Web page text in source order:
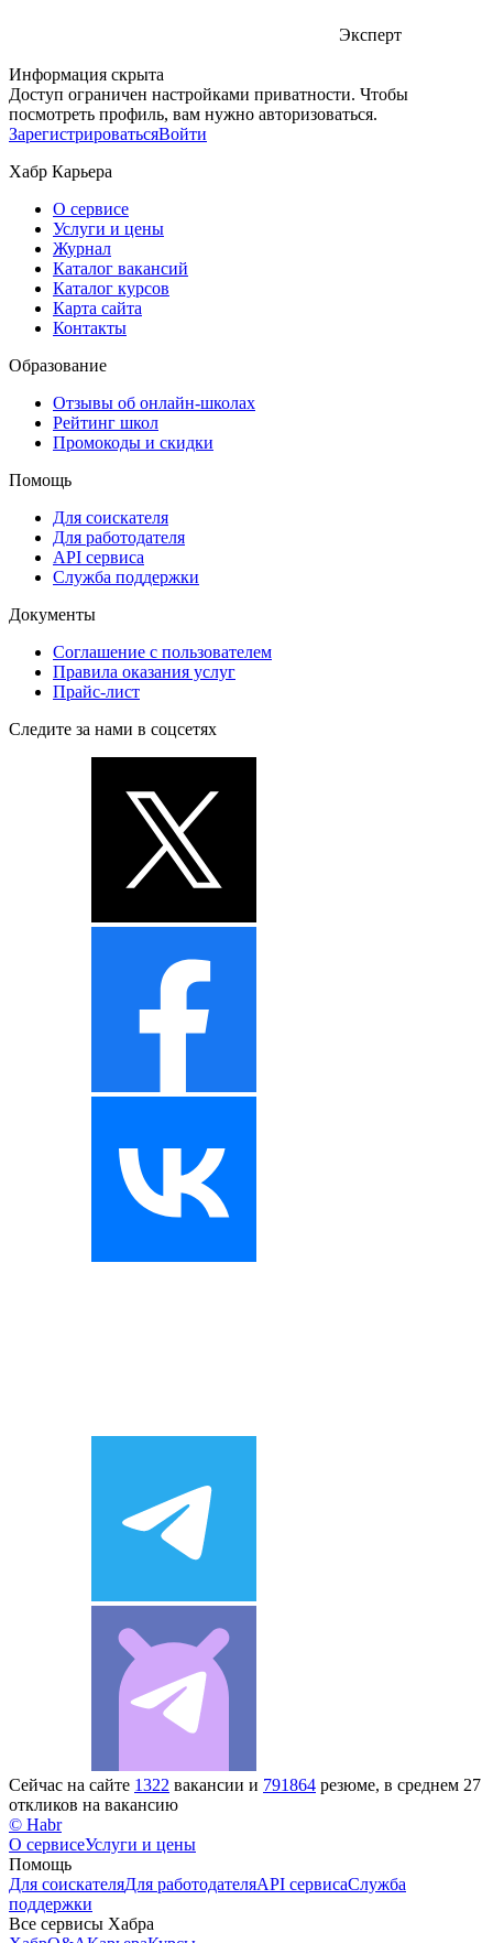
Эксперт
Информация скрыта
Доступ ограничен настройками приватности. Чтобы
посмотреть профиль, вам нужно авторизоваться.
ЗарегистрироватьсяВойти
Хабр Карьера
О сервисе
Услуги и цены
Журнал
Каталог вакансий
Каталог курсов
Карта сайта
Контакты
Образование
Отзывы об онлайн-школах
Рейтинг школ
Промокоды и скидки
Помощь
Для соискателя
Для работодателя
API сервиса
Служба поддержки
Документы
Соглашение с пользователем
Правила оказания услуг
Прайс-лист
Следите за нами в соцсетях
Сейчас на сайте 1322 вакансии и 791864 резюме, в среднем 27
откликов на вакансию
© Habr
О сервисеУслуги и цены
Помощь
Для соискателяДля работодателяAPI сервисаСлужба
поддержки
Все сервисы Хабра